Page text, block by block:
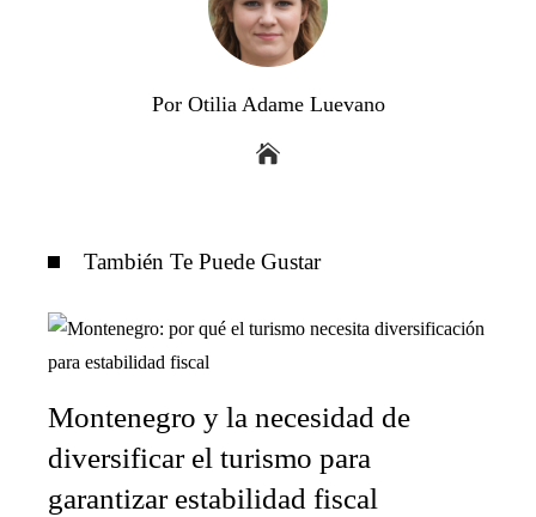
Por Otilia Adame Luevano
También Te Puede Gustar
Montenegro y la necesidad de
diversificar el turismo para
garantizar estabilidad fiscal